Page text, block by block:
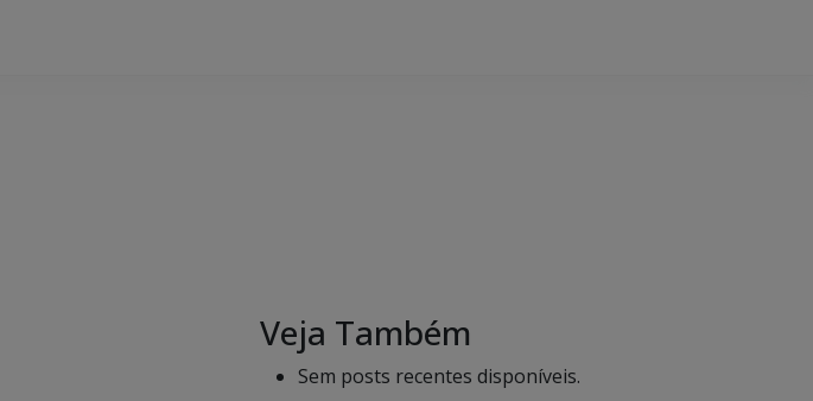
Veja Também
Sem posts recentes disponíveis.